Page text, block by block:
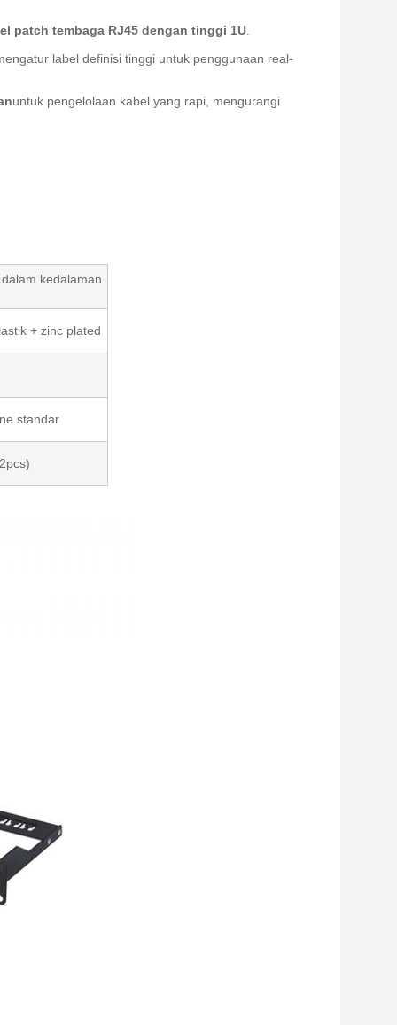
patch tembaga RJ45 dengan tinggi 1U
label definisi tinggi untuk penggunaan real-
untuk pengelolaan kabel yang rapi, mengurangi
kedalaman
+ zinc plated
standar